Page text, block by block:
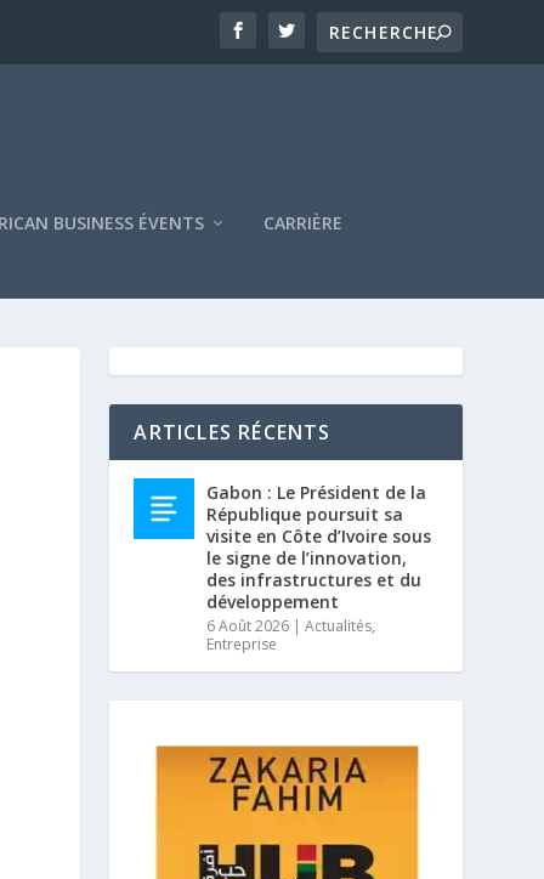
BUSINESS ÉVENTS CARRIÈRE
ARTICLES RÉCENTS
Gabon : Le Président de la
République poursuit sa
visite en Côte d’Ivoire sous
le signe de l’innovation,
des infrastructures et du
développement
6 Août 2026 |Actualités,
Entreprise